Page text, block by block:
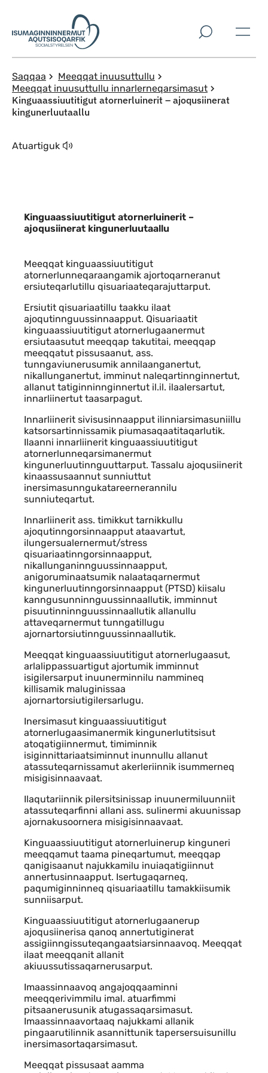
Imarisaanut ingerlaqqigit
Saqqaa
Meeqqat inuusuttullu
Meeqqat inuusuttullu innarlerneqarsimasut
Kinguaassiuutitigut atornerluinerit – ajoqusiinerat
kingunerluutaallu
Atuartiguk
Kinguaassiuutitigut atornerluinerit –
ajoqusiinerat kingunerluutaallu
Indhold
Meeqqat kinguaassiuutitigut
atornerlunneqaraangamik ajortoqarneranut
ersiuteqarlutillu qisuariaateqarajuttarput.
Ersiutit qisuariaatillu taakku ilaat
ajoqutinnguussinnaapput. Qisuariaatit
kinguaassiuutitigut atornerlugaanermut
ersiutaasutut meeqqap takutitai, meeqqap
meeqqatut pissusaanut, ass.
tunngaviunerusumik annilaanganertut,
nikallunganertut, imminut naleqartinnginnertut,
allanut tatiginninnginnertut il.il. ilaalersartut,
innarliinertut taasarpagut.
Innarliinerit sivisusinnaapput ilinniarsimasuniillu
katsorsartinnissamik piumasaqaatitaqarlutik.
Ilaanni innarliinerit kinguaassiuutitigut
atornerlunneqarsimanermut
kingunerluutinnguuttarput. Tassalu ajoqusiinerit
kinaassusaannut sunniuttut
inersimasunngukatareernerannilu
sunniuteqartut.
Innarliinerit ass. timikkut tarnikkullu
ajoqutinngorsinnaapput ataavartut,
ilungersualernermut/stress
qisuariaatinngorsinnaapput,
nikallunganinnguussinnaapput,
anigoruminaatsumik nalaataqarnermut
kingunerluutinngorsinnaapput (PTSD) kiisalu
kanngusunninnguussinnaallutik, imminnut
pisuutinninnguussinnaallutik allanullu
attaveqarnermut tunngatillugu
ajornartorsiutinnguussinnaallutik.
Meeqqat kinguaassiuutitigut atornerlugaasut,
arlalippassuartigut ajortumik imminnut
isigilersarput inuunerminnilu nammineq
killisamik maluginissaa
ajornartorsiutigilersarlugu.
Inersimasut kinguaassiuutitigut
atornerlugaasimanermik kingunerlutitsisut
atoqatigiinnermut, timiminnik
isiginnittariaatsiminnut inunnullu allanut
atassuteqarnissamut akerleriinnik isummerneq
misigisinnaavaat.
Ilaqutariinnik pilersitsinissap inuunermiluunniit
atassuteqarfinni allani ass. sulinermi akuunissap
ajornakusoornera misigisinnaavaat.
Kinguaassiuutitigut atornerluinerup kinguneri
meeqqamut taama pineqartumut, meeqqap
qanigisaanut najukkamilu inuiaqatigiinnut
annertusinnaapput. Isertugaqarneq,
paqumiginninneq qisuariaatillu tamakkiisumik
sunniisarput.
Kinguaassiuutitigut atornerlugaanerup
ajoqusiinerisa qanoq annertutiginerat
assigiinngissuteqangaatsiarsinnaavoq. Meeqqat
ilaat meeqqanit allanit
akiuussutissaqarnerusarput.
Imaassinnaavoq angajoqqaaminni
meeqqerivimmilu imal. atuarfimmi
pitsaanerusunik atugassaqarsimasut.
Imaassinnaavortaaq najukkami allanik
pingaarutilinnik asannittunik tapersersuisunillu
inersimasortaqarsimasut.
Meeqqat pissusaat aamma